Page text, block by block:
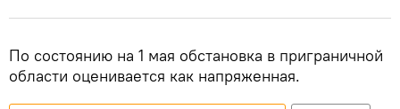
По состоянию на 1 мая обстановка в приграничной
области оценивается как напряженная.